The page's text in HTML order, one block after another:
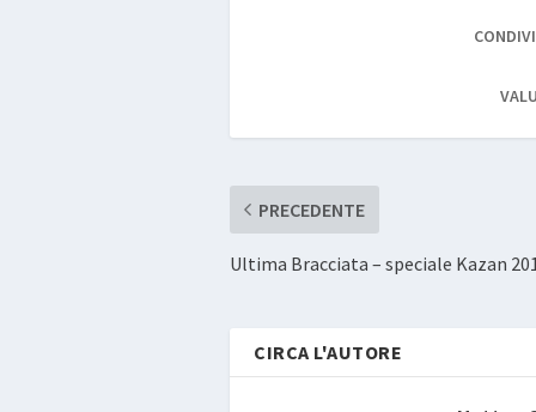
PRECEDENTE
Ultima Bracciata – speciale Kazan
CIRCA L'AUTORE